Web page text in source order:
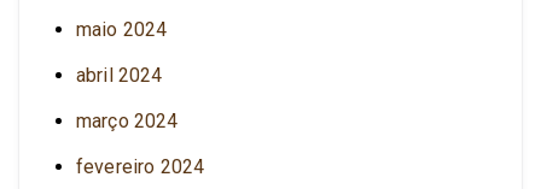
maio 2024
abril 2024
março 2024
fevereiro 2024